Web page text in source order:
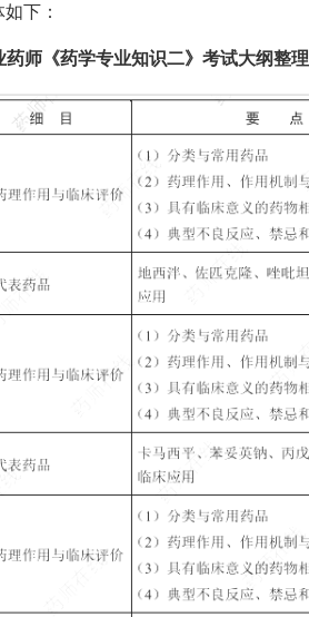
下：
药师《药学专业知识二》考试大纲整理